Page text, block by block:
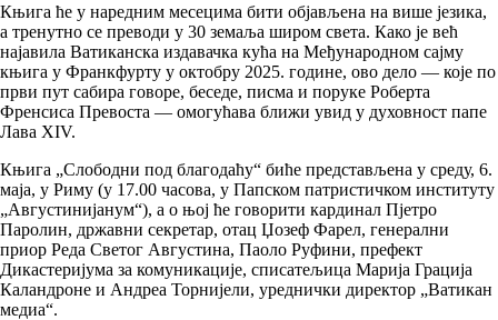
Књига ће у наредним месецима бити објављена на више језика,
а тренутно се преводи у 30 земаља широм света. Како је већ
најавила Ватиканска издавачка кућа на Међународном сајму
књига у Франкфурту у октобру 2025. године, ово дело — које по
први пут сабира говоре, беседе, писма и поруке Роберта
Френсиса Превоста — омогућава ближи увид у духовност папе
Лава XIV.
Књига „Слободни под благодаћу“ биће представљена у среду, 6.
маја, у Риму (у 17.00 часова, у Папском патристичком институту
„Августинијанум“), а о њој ће говорити кардинал Пјетро
Паролин, државни секретар, отац Џозеф Фарел, генерални
приор Реда Светог Августина, Паоло Руфини, префект
Дикастеријума за комуникације, списатељица Марија Грација
Каландроне и Андреа Торнијели, уреднички директор „Ватикан
медиа“.